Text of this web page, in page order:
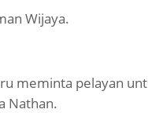
Wijaya.
meminta pelayan
Nathan.